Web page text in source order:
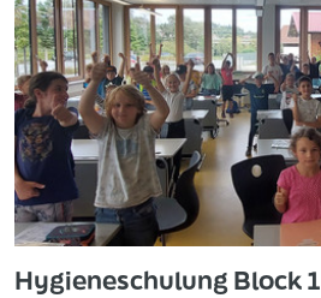
Hygieneschulung Block 1